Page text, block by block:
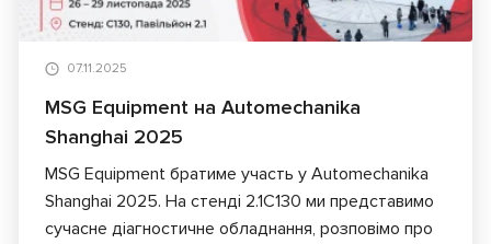
07.11.2025
MSG Equipment на Automechanika
Shanghai 2025
MSG Equipment братиме участь у Automechanika
Shanghai 2025. На стенді 2.1C130 ми представимо
сучасне діагностичне обладнання, розповімо про